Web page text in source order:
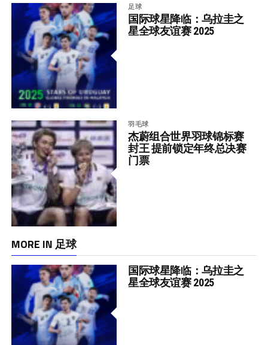
足球
国际球星降临：乌拉圭之
星全球友谊赛 2025
羽毛球
杰蔚组合世界羽球锦标赛
封王 提前锁定年终总决赛
门票
MORE IN 足球
国际球星降临：乌拉圭之
星全球友谊赛 2025